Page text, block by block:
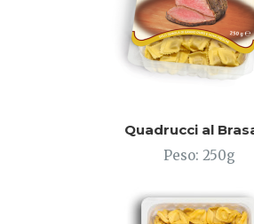
Quadrucci al
Peso: 250g